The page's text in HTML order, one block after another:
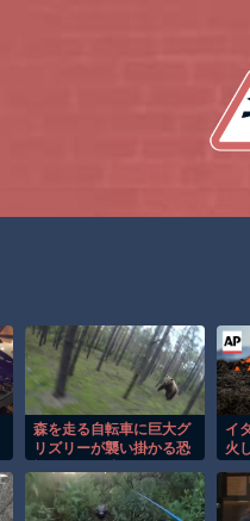
森を走る自転車に巨大グ
リズリーが襲い掛かる恐
イ
火